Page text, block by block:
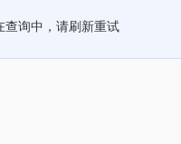
查询中，请刷新重试